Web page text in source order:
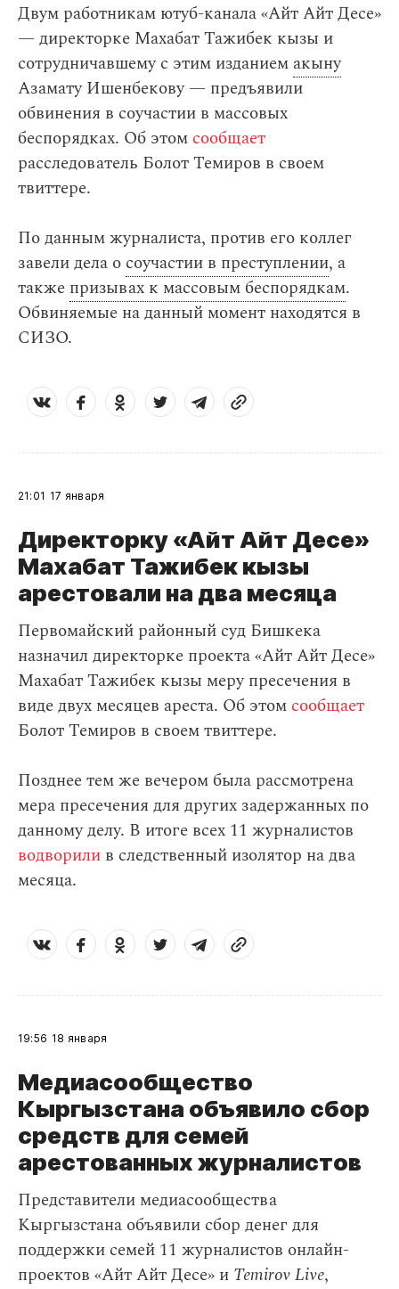
Двум работникам ютуб-канала «Айт Айт Десе»
— директорке Махабат Тажибек кызы и
сотрудничавшему с этим изданием акыну
Азамату Ишенбекову — предъявили
обвинения в соучастии в массовых
беспорядках. Об этом сообщает
расследователь Болот Темиров в своем
твиттере.
По данным журналиста, против его коллег
завели дела о соучастии в преступлении, а
также призывах к массовым беспорядкам.
Обвиняемые на данный момент находятся в
СИЗО.
21:01 17 января
Директорку «Айт Айт Десе»
Махабат Тажибек кызы
арестовали на два месяца
Первомайский районный суд Бишкека
назначил директорке проекта «Айт Айт Десе»
Махабат Тажибек кызы меру пресечения в
виде двух месяцев ареста. Об этом сообщает
Болот Темиров в своем твиттере.
Позднее тем же вечером была рассмотрена
мера пресечения для других задержанных по
данному делу. В итоге всех 11 журналистов
водворили в следственный изолятор на два
месяца.
19:56 18 января
Медиасообщество
Кыргызстана объявило сбор
средств для семей
арестованных журналистов
Представители медиасообщества
Кыргызстана объявили сбор денег для
поддержки семей 11 журналистов онлайн-
проектов «Айт Айт Десе» и Temirov Live,